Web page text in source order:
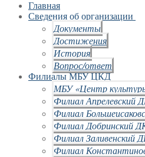
Главная
Сведения об организации
Документы
Достижения
История
Вопрос/ответ
Филиалы МБУ ЦКД
МБУ «Центр
Филиал Апрелевский
Филиал
Филиал Добринский
Филиал Заливенский
Филиал